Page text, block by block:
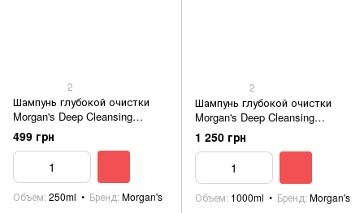
2
Шампунь глубокой очистки
Morgan's Deep Cleansing
Shampoo 250ml
499 грн
Объем 250ml Бренд Morgan's
2
Шампунь глубокой очистки
Morgan's Deep Cleansing
Shampoo 1 Litre
1 250 грн
Объем 1000ml Бренд Morgan's